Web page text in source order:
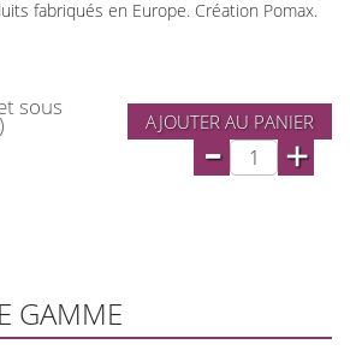
fabriqués en Europe. Création Pomax.
sous
AJOUTER AU PANIER
- +
GAMME